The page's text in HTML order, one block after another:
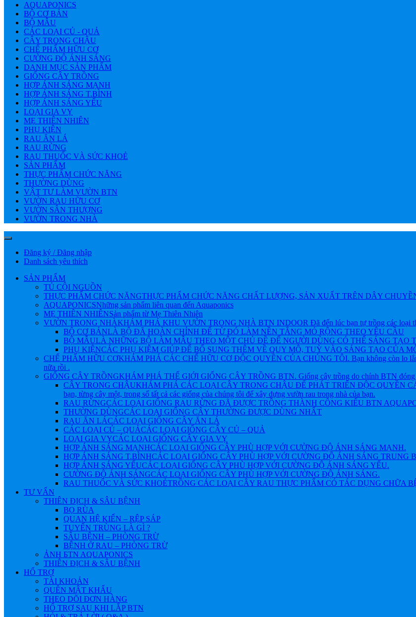
AQUAPONICS
BỘ CƠ BẢN
BỘ MẪU
CÁC LOẠI CỦ - QUẢ
CÂY TRONG CHẬU
CHẾ PHẨM HỮU CƠ
CƯỜNG ĐỘ ÁNH SÁNG
DANH MỤC SẢN PHẨM
GIỐNG CÂY TRỒNG
HỢP ÁNH SÁNG MẠNH
HỢP ÁNH SÁNG T.BÌNH
HỢP ÁNH SÁNG YẾU
LOẠI GIA VỴ
MẸ THIÊN NHIÊN
PHỤ KIỆN
RAU ĂN LÁ
RAU RỪNG
RAU THUỐC VÀ SỨC KHOẺ
SẢN PHẨM
THỰC PHẨM CHỨC NĂNG
THƯỜNG DÙNG
VẬT TƯ LÀM VƯỜN BTN
VƯỜN RAU HỮU CƠ
VƯỜN SÂN THƯỢNG
VƯỜN TRONG NHÀ
Đăng ký / Đăng nhập
Danh sách yêu thích
SẢN PHẨM
TỦ CỘI NGUỒN
THỰC PHẨM CHỨC NĂNGTHỰC PHẨM CHỨC NĂNG CHẤT LƯỢNG, SẢN XUẤT TRÊN DÂY
AQUAPONICSNhững sản phẩm liên quan đến Aquaponics
MẸ THIÊN NHIÊNSản phẩm từ Mẹ Thiên Nhiên
VƯỜN TRONG NHÀKHÁM PHÁ KHU VƯỜN TRONG NHÀ BTN INDOOR Đã đến lúc bạn tự trồng các loại
BỘ CƠ BẢNLÀ BỘ ĐÃ HOÀN CHỈNH ĐỂ TỪ ĐÓ LÀM NỀN TẲNG MỎ RỘNG THEO YÊU CẦU
BỘ MẪULÀ NHỮNG BỘ LÀM MẪU THEO MỘT CHỦ ĐỀ ĐỂ NGƯỜI DÙNG CÓ THỂ SÁNG TẠO
PHỤ KIỆNCÁC PHỤ KIỆM GIÚP ĐỂ BỔ SUNG THÊM VỀ QUY MÔ, TUỲ VÀO SÁNG TẠO CỦA
CHẾ PHẨM HỮU CƠKHÁM PHÁ CÁC CHẾ HỮU CƠ ĐỘC QUYỀN CỦA CHÚNG TÔI. Bạn không còn lo
nữa rồi .
GIỐNG CÂY TRỒNGKHÁM PHÁ THẾ GIỚI GIỐNG CÂY TRỒNG BTN. Giống cây trồng do chính BTN đóng
CÂY TRONG CHẬUKHÁM PHÁ CÁC LOẠI CÂY TRONG CHẬU ĐỂ PHÁT TRIỂN ĐỘC QUYỀN
bạn, từng cây một, trong số tất cả các giống của chúng tôi để xây dựng vườn rau trong nhà của bạn.
RAU RỪNGCÁC LOẠI GIỐNG RAU RỪNG ĐÃ ĐƯỢC TRỒNG THÀNH CÔNG KIỂU BTN
THƯỜNG DÙNGCÁC LOẠI GIỐNG CÂY THƯỜNG ĐƯỢC DÙNG NHẤT
RAU ĂN LÁCÁC LOẠI GIỐNG CÂY ĂN LÁ
CÁC LOẠI CỦ – QUẢCÁC LOẠI GIỐNG CÂY CỦ – QUẢ
LOẠI GIA VỴCÁC LOẠI GIỐNG CÂY GIA VỴ
HỢP ÁNH SÁNG MẠNHCÁC LOẠI GIỐNG CÂY PHÙ HỢP VỚI CƯỜNG ĐỘ ÁNH SÁNG MẠNH.
HỢP ÁNH SÁNG T.BÌNHCÁC LOẠI GIỐNG CÂY PHÙ HỢP VỚI CƯỜNG ĐỘ ÁNH SÁNG TRUNG
HỢP ÁNH SÁNG YẾUCÁC LOẠI GIỐNG CÂY PHÙ HỢP VỚI CƯỜNG ĐỘ ÁNH SÁNG YẾU.
CƯỜNG ĐỘ ÁNH SÁNGCÁC LOẠI GIỐNG CÂY PHÙ HỢP VỚI CƯỜNG ĐỘ ÁNH SÁNG.
RAU THUỐC VÀ SỨC KHOẺTRỒNG CÁC LOẠI CÂY RAU THỰC PHẨM CÓ TÁC DỤNG CHỮA
TƯ VẤN
THIÊN ĐỊCH & SÂU BỆNH
BỌ RÙA
QUAN HỆ KIẾN – RỆP SÁP
TUYẾN TRÙNG LÀ GÌ ?
SÂU BỆNH – PHÒNG TRỪ
BỆNH Ở RAU – PHÒNG TRỪ
ẢNH БTN AQUAPONICS
THIÊN ĐỊCH & SÂU BỆNH
HỔ TRỢ
TÀI KHOẢN
QUÊN MẬT KHẨU
THEO DÕI ĐƠN HÀNG
HỔ TRỢ SAU KHI LẮP BTN